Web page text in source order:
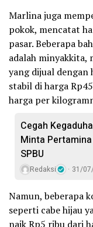
Marlina juga
pokok, mencatat
pasar. Beberapa
adalah minyakkita,
yang dijual
stabil di harga
harga per
Cegah
Minta
SPBU
Redaksi 31/
Namun, beberapa
seperti cabe hijau
naik Rp5 ribu dari